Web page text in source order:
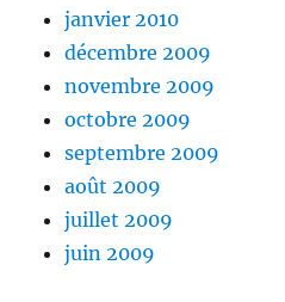
janvier 2010
décembre 2009
novembre 2009
octobre 2009
septembre 2009
août 2009
juillet 2009
juin 2009